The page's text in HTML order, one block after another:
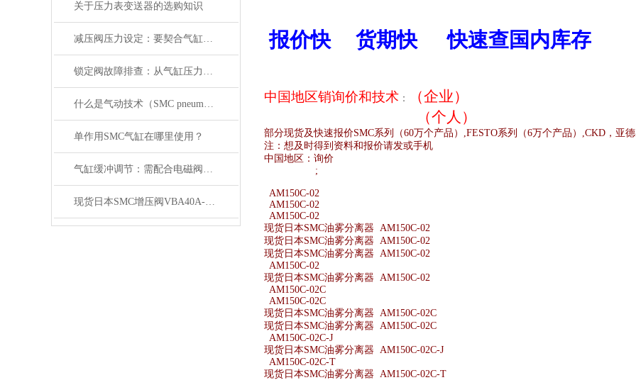
关于压力表变送器的选购知识
减压阀压力设定：要契合气缸负载与电磁阀的工作范围
锁定阀故障排查：从气缸压力变化与电磁阀信号入手
什么是气动技术（SMC pneumatics）
单作用SMC气缸在哪里使用？
气缸缓冲调节：需配合电磁阀的响应速度来调整
现货日本SMC增压阀VBA40A-04GN
报价快 货期快 快速查国内库存
中国地区销询价和技术 ：
（企业）
（个人）
部分现货及快速报价SMC系列（60万个产品） ,FESTO系列（6万个产品） ,CKD ，亚
注：想及时得到资料和报价请发或手机
中国地区： 询价
;
AM150C-02
AM150C-02
AM150C-02
现货日本SMC油雾分离器 AM150C-02
现货日本SMC油雾分离器 AM150C-02
现货日本SMC油雾分离器 AM150C-02
AM150C-02
现货日本SMC油雾分离器 AM150C-02
AM150C-02C
AM150C-02C
现货日本SMC油雾分离器 AM150C-02C
现货日本SMC油雾分离器 AM150C-02C
AM150C-02C-J
现货日本SMC油雾分离器 AM150C-02C-J
AM150C-02C-T
现货日本SMC油雾分离器 AM150C-02C-T